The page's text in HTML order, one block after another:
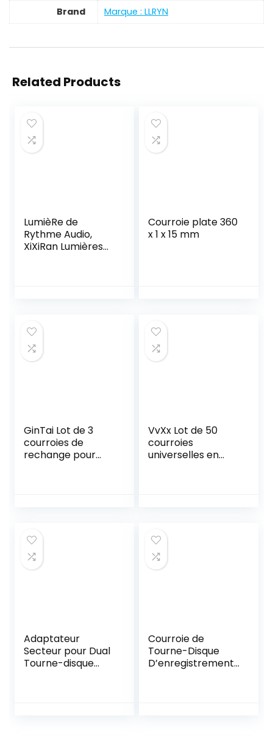
Brand Marque : LLRYN
Related Products
LumièRe de
Rythme Audio,
XiXiRan Lumières
RGB 32 Bits Coloré
Contrôle du Son,
Musique Ambiance
Courroie plate 360
x 1 x 15 mm
GinTai Lot de 3
courroies de
rechange pour
VvXx Lot de 50
courroies
universelles en
Adaptateur
Secteur pour Dual
Tourne-disque
Courroie de
Tourne-Disque
D’enregistrement,